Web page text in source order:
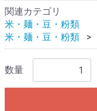
関連カテゴリ
米・麺・豆・粉類
米・麺・豆・粉類
数量